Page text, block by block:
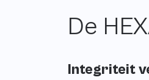
De
Integriteit